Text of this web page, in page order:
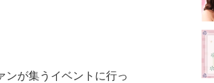
ンが集うイベントに行っ